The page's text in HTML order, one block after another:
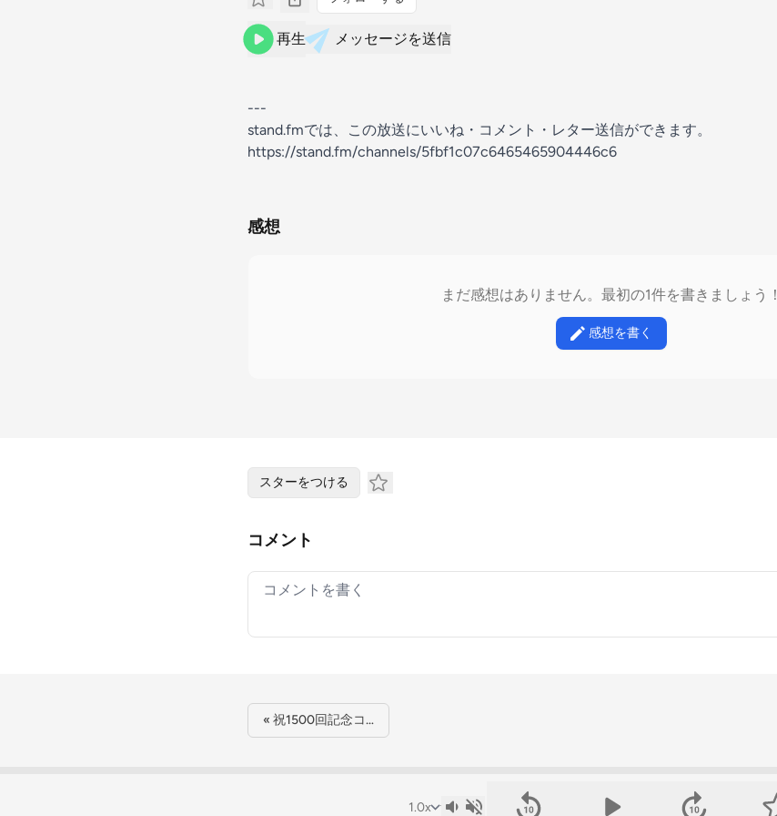
再生 メッセージを送信
---
stand.fmでは、この放送にいいね・コメント・レター送信ができます。
https://stand.fm/channels/5fbf1c07c6465465904446c6
感想
まだ感想はありません。最初の1件を書きましょう！
感想を書く
スターをつける
コメント
Your comment
« 祝1500回記念コ…